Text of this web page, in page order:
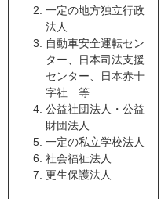
一定の地方独立行政
法人
自動車安全運転セン
ター、日本司法支援
センター、日本赤十
字社 等
公益社団法人・公益
財団法人
一定の私立学校法人
社会福祉法人
更生保護法人